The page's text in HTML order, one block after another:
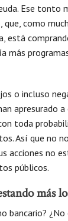
Ese tonto
que, como
está
más
o incluso
apresurado
toda
Así que no
acciones no
públicos.
más
bancario?